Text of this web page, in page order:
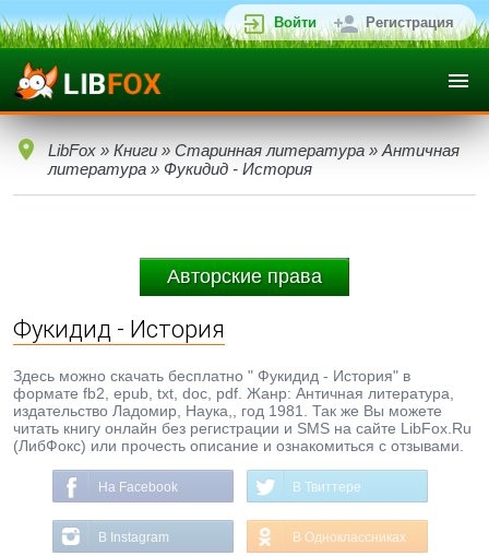
Войти Регистрация
LibFox » Книги » Старинная литература » Античная
литература » Фукидид - История
Авторские права
Фукидид - История
Здесь можно скачать бесплатно " Фукидид - История" в
формате fb2, epub, txt, doc, pdf. Жанр: Античная литература,
издательство Ладомир, Наука,, год 1981. Так же Вы можете
читать книгу онлайн без регистрации и SMS на сайте LibFox.Ru
(ЛибФокс) или прочесть описание и ознакомиться с отзывами.
На Facebook В Твиттере
В Instagram В Одноклассниках